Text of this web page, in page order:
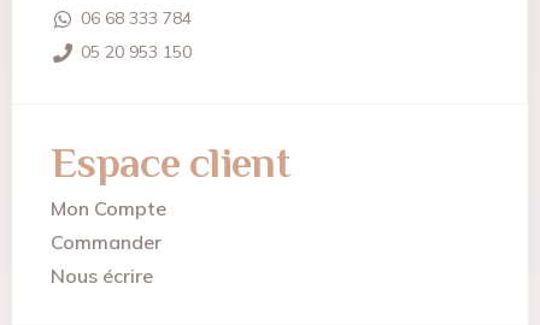
06 68 333 784
05 20 953 150
Espace client
Mon Compte
Commander
Nous écrire